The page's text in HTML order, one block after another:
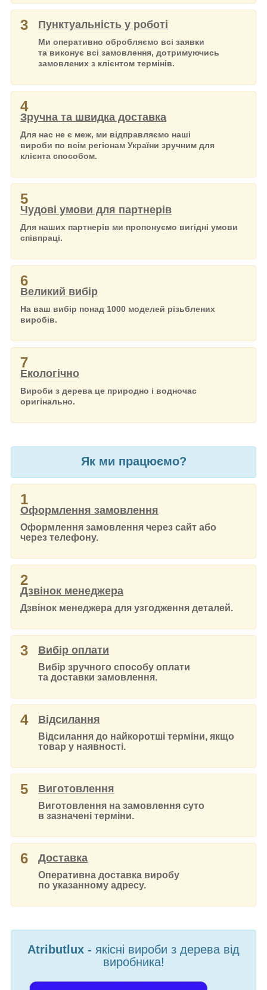
3 Пунктуальність у роботі
Ми оперативно обробляємо всі заявки
та виконує всі замовлення, дотримуючись
замовлених з клієнтом термінів.
4
Зручна та швидка доставка
Для нас не є меж, ми відправляємо наші
вироби по всім регіонам України зручним для
клієнта способом.
5
Чудові умови для партнерів
Для наших партнерів ми пропонуємо вигідні умови
співпраці.
6
Великий вибір
На ваш вибір понад 1000 моделей різьблених
виробів.
7
Екологічно
Вироби з дерева це природно і водночас
оригінально.
Як ми працюємо?
1
Оформлення замовлення
Оформлення замовлення через сайт або
через телефону.
2
Дзвінок менеджера
Дзвінок менеджера для узгодження деталей.
3 Вибір оплати
Вибір зручного способу оплати
та доставки замовлення.
4 Відсилання
Відсилання до найкоротші терміни, якщо
товар у наявності.
5 Виготовлення
Виготовлення на замовлення суто
в зазначені терміни.
6 Доставка
Оперативна доставка виробу
по указанному адресу.
Atributlux - якісні вироби з дерева від
виробника!